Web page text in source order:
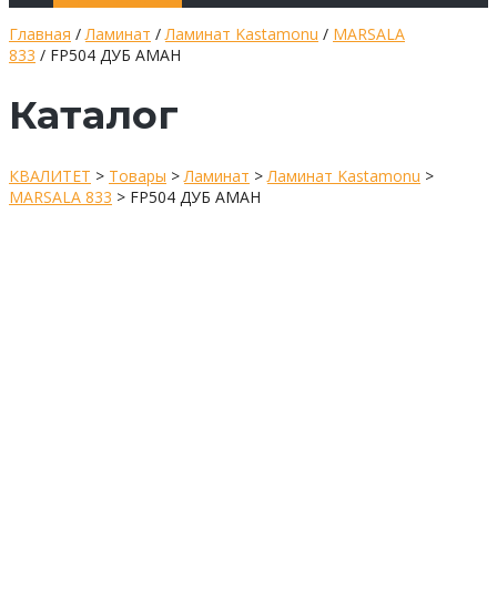
Главная /Ламинат /Ламинат Kastamonu / MARSALA
833 / FP504 ДУБ АМАН
Каталог
КВАЛИТЕТ > Товары >Ламинат >Ламинат Kastamonu >
MARSALA 833 > FP504 ДУБ АМАН